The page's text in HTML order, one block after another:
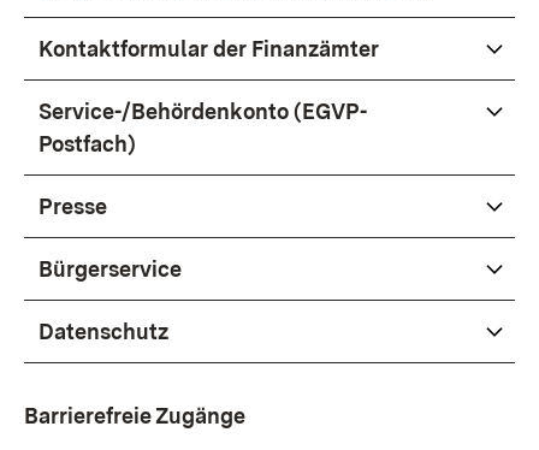
Kontaktformular der Finanzämter
Service-/Behördenkonto (EGVP-
Postfach)
Presse
Bürgerservice
Datenschutz
Barrierefreie Zugänge